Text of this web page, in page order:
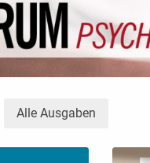
Alle Ausgaben